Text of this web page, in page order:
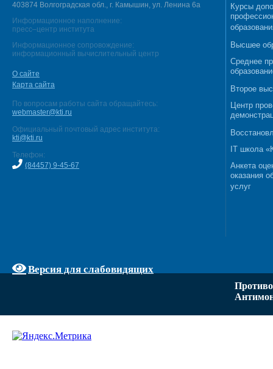
403874 Волгоградская обл., г. Камышин, ул. Ленина 6а
Информационное наполнение:
пресс–центр института
Информационное сопровождение:
информационный вычислительный центр
О сайте
Карта сайта
По вопросам работы сайта обращайтесь:
webmaster@kti.ru
Официальный почтовый адрес института:
kti@kti.ru
Телефон:
(84457) 9-45-67
Версия для слабовидящих
Курсы
Высшее
Среднее
Второе
Центр
IT школа
Анкета
оказания
услуг